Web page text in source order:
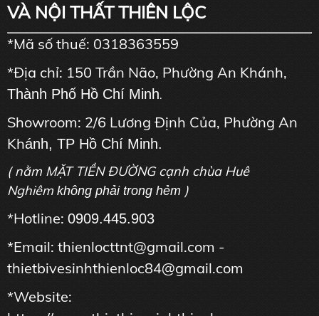
VÀ NỘI THẤT THIÊN LỘC
*Mã số thuế: 0318363559
*Địa chỉ: 150 Trần Não, Phường An Khánh,
Thành Phố Hồ Chí Minh.
Showroom: 2/6 Lương Định Của, Phường An
Khánh, TP Hồ Chí Minh.
( nằm MẶT TIỀN ĐƯỜNG cạnh chùa Huê
Nghiêm không phải trong hẻm )
*Hotline: 0909.445.903
*Email: thienlocttnt@gmail.com -
thietbivesinhthienloc84@gmail.com
*Website: